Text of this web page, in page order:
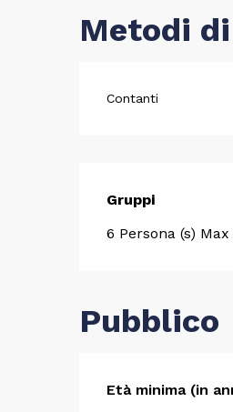
Metodi
Contanti
Gruppi
Gruppi
6 Persona (s) Max
Pubblico
Età minima (in